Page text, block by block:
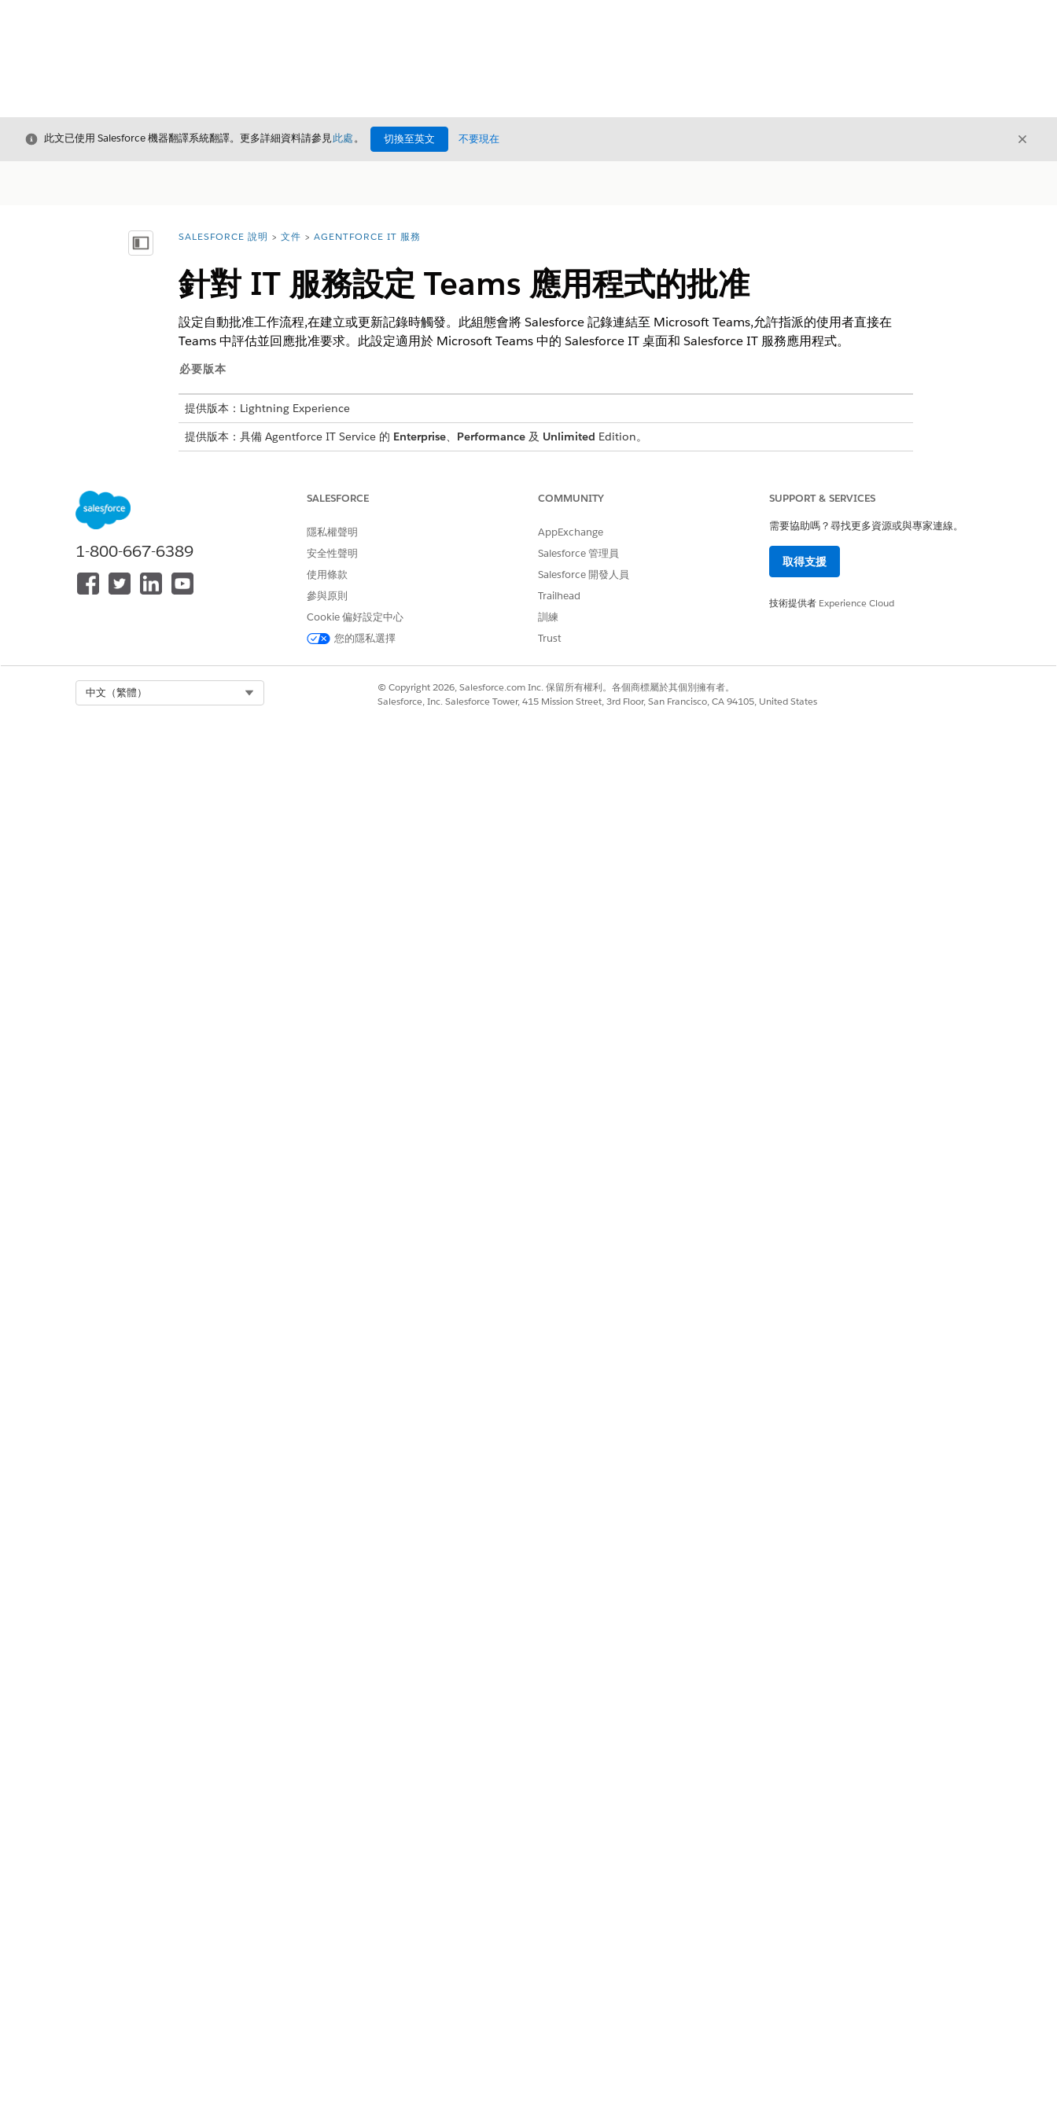
結束
此文已使用 Salesforce 機器翻譯系統翻譯。更多詳細資料請參見此處。 切換至英文 不要現在 結束
顯示目錄 您位於此處：
SALESFORCE 說明 文件 AGENTFORCE IT 服務
針對 IT 服務設定 Teams 應用程式的批准
設定自動批准工作流程,在建立或更新記錄時觸發。此組態會將 Salesforce 記錄連結至 Microsoft Teams,允許指派的使用者直接在
Teams 中評估並回應批准要求。此設定適用於 Microsoft Teams 中的 Salesforce IT 桌面和 Salesforce IT 服務應用程式。
必要版本
提供版本：Lightning Experience
提供版本：具備 Agentforce IT Service 的 Enterprise、 Performance及 Unlimited Edition。
若要設定 Microsoft Teams: MicrosoftGraphAccess 權限集
,才能使用 Salesforce IT Desk 應用程式的批准。
此文章是否解決您的問題？
1-800-667-6389
SALESFORCE
隱私權聲明
安全性聲明
使用條款
參與原則
Cookie 偏好設定中心
您的隱私選擇
COMMUNITY
AppExchange
Salesforce 管理員
Salesforce 開發人員
Trailhead
訓練
Trust
SUPPORT & SERVICES
需要協助嗎？尋找更多資源或與專家連線。
取得支援
技術提供者 Experience Cloud
中文（繁體）
© Copyright 2026, Salesforce.com Inc. 保留所有權利。各個商標屬於其個別擁有者。
Salesforce, Inc. Salesforce Tower, 415 Mission Street, 3rd Floor, San Francisco, CA 94105, United States